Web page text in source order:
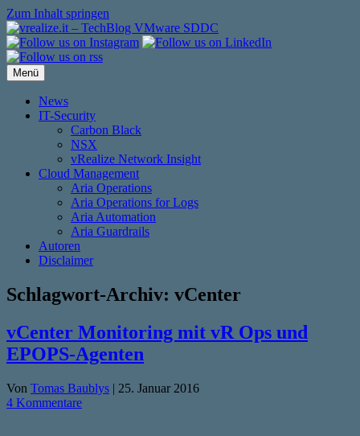
Zum Inhalt springen
Menü
News
IT-Security
Carbon Black
NSX
vRealize Network Insight
Cloud Management
Aria Operations
Aria Operations for Logs
Aria Automation
Aria Guardrails
Autoren
Disclaimer
Schlagwort-Archiv: vCenter
vCenter Monitoring mit vR Ops und
EPOPS-Agenten
Von Tomas Baublys | 25. Januar 2016
4 Kommentare